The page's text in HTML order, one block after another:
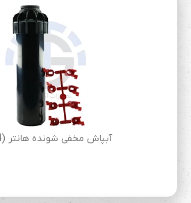
آبپاش مخفی شونده هانتر (PGJ_04 )